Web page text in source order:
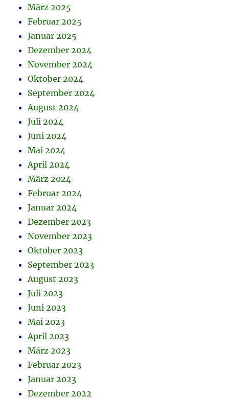
März 2025
Februar 2025
Januar 2025
Dezember 2024
November 2024
Oktober 2024
September 2024
August 2024
Juli 2024
Juni 2024
Mai 2024
April 2024
März 2024
Februar 2024
Januar 2024
Dezember 2023
November 2023
Oktober 2023
September 2023
August 2023
Juli 2023
Juni 2023
Mai 2023
April 2023
März 2023
Februar 2023
Januar 2023
Dezember 2022